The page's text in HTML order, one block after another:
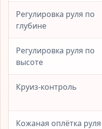
Регулировка руля по
глубине
Регулировка руля по
высоте
Круиз-контроль
Кожаная оплётка руля